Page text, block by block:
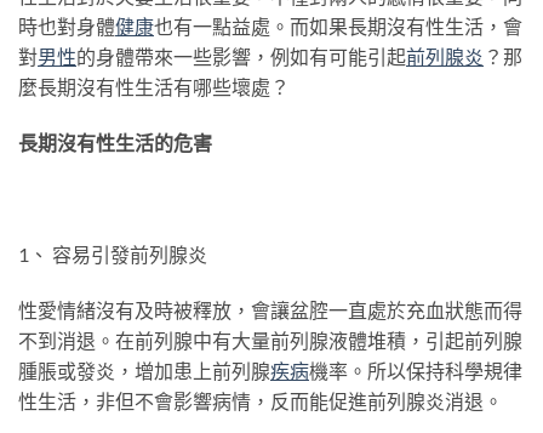
時也對身體健康也有一點益處。而如果長期沒有性生活，會
對男性的身體帶來一些影響，例如有可能引起前列腺炎 ？那
麼長期沒有性生活有哪些壞處？
長期沒有性生活的危害
1、 容易引發前列腺炎
性愛情緒沒有及時被釋放，會讓盆腔一直處於充血狀態而得
不到消退。在前列腺中有大量前列腺液體堆積，引起前列腺
腫脹或發炎，增加患上前列腺疾病機率。所以保持科學規律
性生活，非但不會影響病情，反而能促進前列腺炎消退。